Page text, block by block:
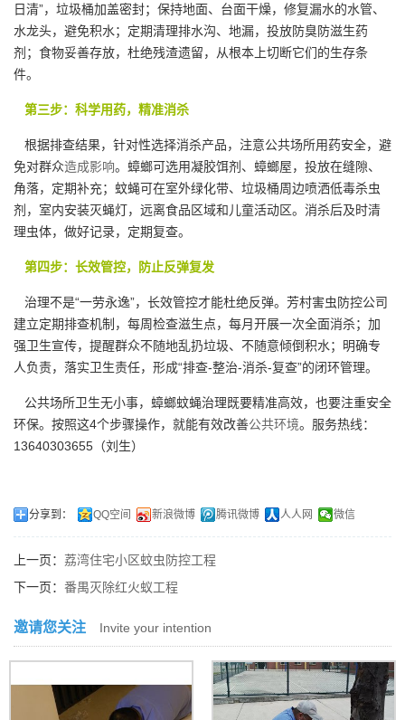
日清”，垃圾桶加盖密封；保持地面、台面干燥，修复漏水的水管、
水龙头，避免积水；定期清理排水沟、地漏，投放防臭防滋生药
剂；食物妥善存放，杜绝残渣遗留，从根本上切断它们的生存条
件。
第三步：科学用药，精准消杀
根据排查结果，针对性选择消杀产品，注意公共场所用药安全，避
免对群众造成影响。蟑螂可选用凝胶饵剂、蟑螂屋，投放在缝隙、
角落，定期补充；蚊蝇可在室外绿化带、垃圾桶周边喷洒低毒杀虫
剂，室内安装灭蝇灯，远离食品区域和儿童活动区。消杀后及时清
理虫体，做好记录，定期复查。
第四步：长效管控，防止反弹复发
治理不是“一劳永逸”，长效管控才能杜绝反弹。芳村害虫防控公司
建立定期排查机制，每周检查滋生点，每月开展一次全面消杀；加
强卫生宣传，提醒群众不随地乱扔垃圾、不随意倾倒积水；明确专
人负责，落实卫生责任，形成“排查-整治-消杀-复查”的闭环管理。
公共场所卫生无小事，蟑螂蚊蝇治理既要精准高效，也要注重安全
环保。按照这4个步骤操作，就能有效改善公共环境。服务热线：
13640303655（刘生）
分享到： QQ空间 新浪微博 腾讯微博 人人网 微信
上一页： 荔湾住宅小区蚊虫防控工程
下一页： 番禺灭除红火蚁工程
邀请您关注 Invite your intention